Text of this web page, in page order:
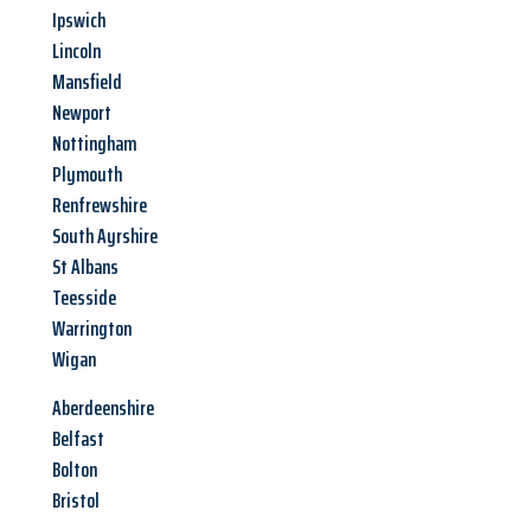
Ipswich
Lincoln
Mansfield
Newport
Nottingham
Plymouth
Renfrewshire
South Ayrshire
St Albans
Teesside
Warrington
Wigan
Aberdeenshire
Belfast
Bolton
Bristol